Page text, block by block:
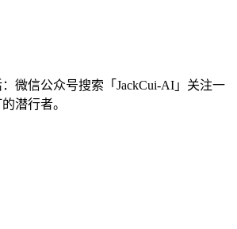
微信公众号搜索「JackCui-AI」关注一
潜行者。